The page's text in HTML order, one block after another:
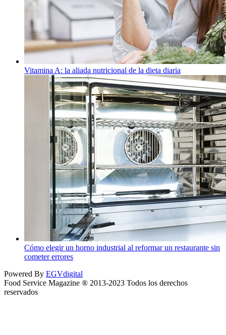
Vitamina A: la aliada nutricional de la dieta diaria
Cómo elegir un horno industrial al reformar un restaurante sin
cometer errores
Powered By EGVdigital
Food Service Magazine ® 2013-2023 Todos los derechos
reservados